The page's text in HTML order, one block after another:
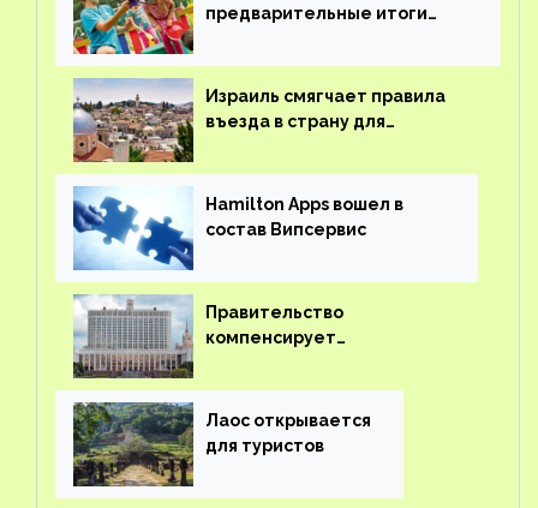
предварительные итоги
Израиль смягчает правила
въезда в страну для
Hamilton Apps вошел в
состав Випсервис
Правительство
компенсирует
вывоз россиян из-за рубежа
Лаос открывается
для туристов